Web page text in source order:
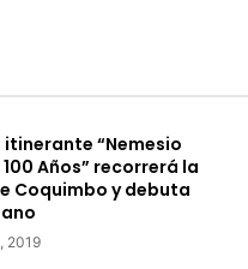
“Nemesio
Años” recorrerá la
Coquimbo y debuta
2019